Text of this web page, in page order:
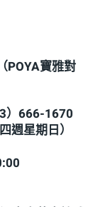
POYA寶雅對
666-1670
週星期日）